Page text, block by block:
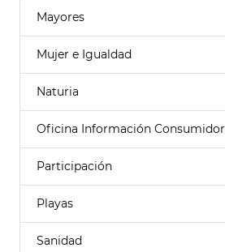
Mayores
Mujer e Igualdad
Naturia
Oficina Información Consumidor
Participación
Playas
Sanidad